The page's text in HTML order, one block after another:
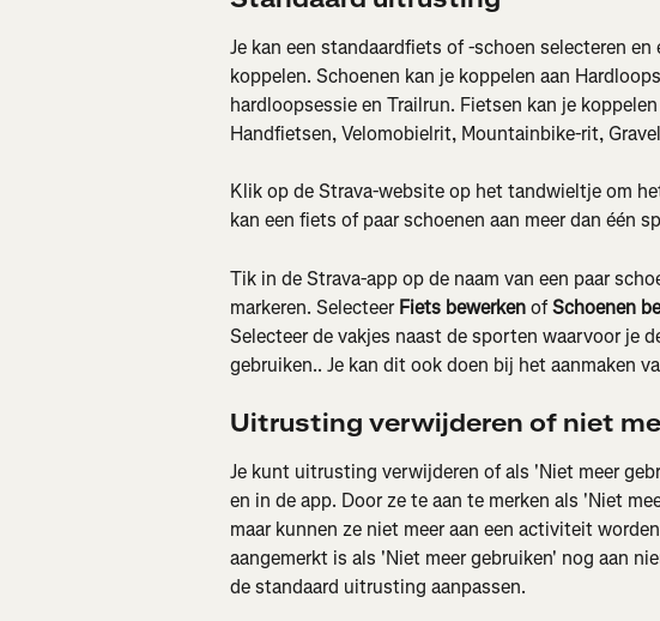
Je kan een standaardfiets of -schoen selecteren
koppelen. Schoenen kan je koppelen aan
hardloopsessie en Trailrun. Fietsen kan je
Handfietsen, Velomobielrit, Mountainbike-rit,
Klik op de Strava-website op het tandwieltje om
kan een fiets of paar schoenen aan meer dan één
Tik in de Strava-app op de naam van een paar
markeren. Selecteer Fiets bewerken of Schoenen
Selecteer de vakjes naast de sporten waarvoor je
gebruiken.. Je kan dit ook doen bij het aanmaken
Uitrusting verwijderen of niet
Je kunt uitrusting verwijderen of als 'Niet meer
en in de app. Door ze te aan te merken als 'Niet
maar kunnen ze niet meer aan een activiteit
aangemerkt is als 'Niet meer gebruiken' nog aan
de standaard uitrusting aanpassen.